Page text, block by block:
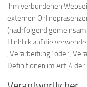
ihm verbundenen
externen
(nachfolgend gemeinsam
Hinblick auf die
„Verarbeitung“ oder
Definitionen im Art. 4 der